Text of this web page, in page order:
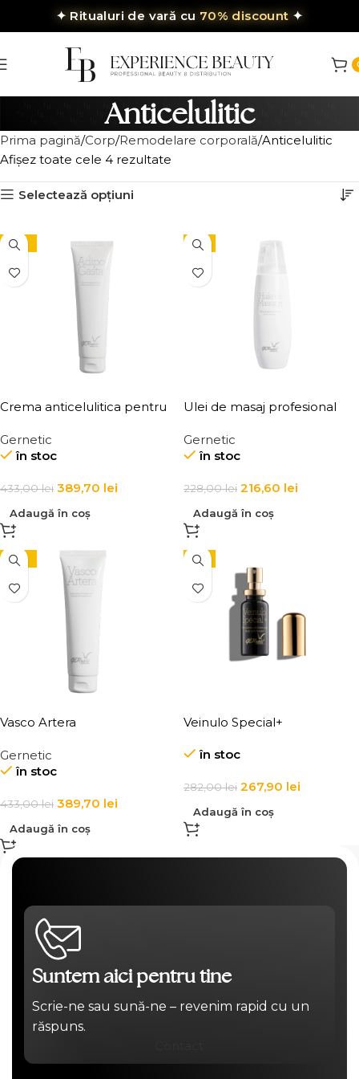
✦ Ritualuri de vară cu 70% discount ✦
Anticelulitic
Prima pagină Corp Remodelare corporală Anticelulitic
Afișez toate cele 4 rezultate
Selectează opțiuni
-10%
Crema anticelulitica pentru
Gasta
Gernetic
în stoc
433,00lei 389,70 lei
Adaugă în coș
-5%
Ulei de masaj profesional
Gernetic
în stoc
228,00lei 216,60 lei
Adaugă în coș
-10%
Vasco Artera
Gernetic
în stoc
433,00lei 389,70 lei
Adaugă în coș
-5%
Veinulo Special+
în stoc
282,00lei 267,90 lei
Adaugă în coș
Suntem aici pentru tine
Scrie-ne sau sună-ne – revenim rapid cu un
răspuns.